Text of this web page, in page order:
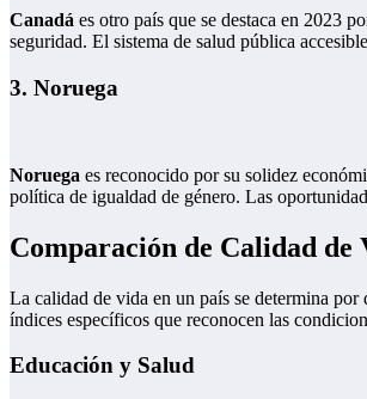
Canadá es otro país que se destaca en 2023
seguridad. El sistema de salud pública
3. Noruega
Noruega es reconocido por su solidez
política de igualdad de género. Las
Comparación de Calidad de
La calidad de vida en un país se determina
índices específicos que reconocen las
Educación y Salud